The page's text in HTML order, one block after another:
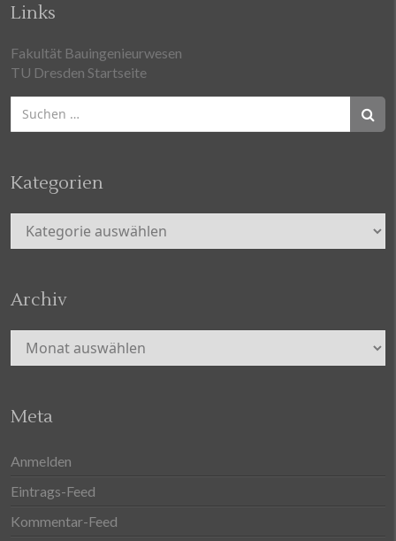
Links
Fakultät Bauingenieurwesen
TU Dresden Startseite
Suchen
nach:
Kategorien
Kategorien
Archiv
Archiv
Meta
Anmelden
Eintrags-Feed
Kommentar-Feed